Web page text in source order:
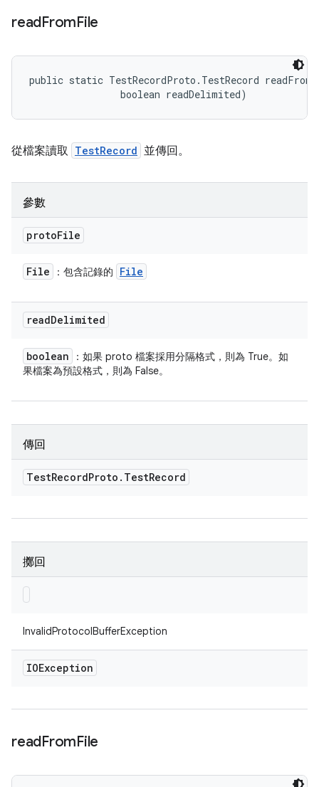
readFromFile
public static TestRecordProto.TestRecord
                boolean readDelimited)
從檔案讀取 TestRecord 並傳回。
參數
protoFile
File ：包含記錄的 File
readDelimited
boolean
：如果 proto 檔案採用分隔格式，則為 True。如
果檔案為預設格式，則為 False。
傳回
TestRecordProto . TestRecord
擲回
InvalidProtocolBufferException
IOException
readFromFile